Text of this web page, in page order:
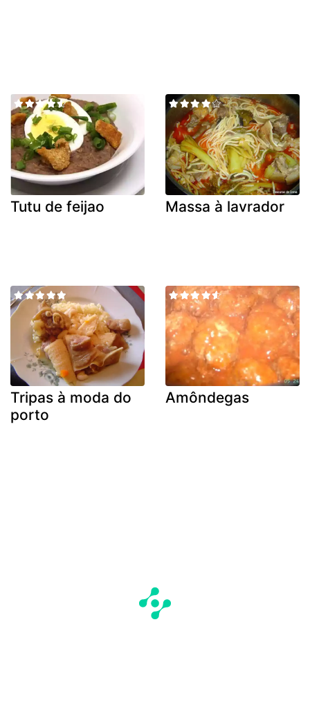
Tutu de feijao Massa à lavrador
Tripas à moda do
porto
Amôndegas